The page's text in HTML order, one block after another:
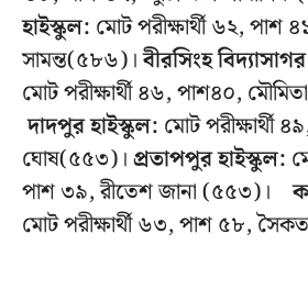
হাইস্কুল: মোট পরীক্ষার্থী ৬২, পাশ
সামন্ত(৫৮৬)।বীরসিংহ
মোট পরীক্ষার্থী ৪৬, পাশ৪০,
দাদপুর হাইস্কুল: মোট পরীক্ষার্থী
ঘোষ(৫৫৩)।প্রতাপপুর হাইস্কুল:
পাশ ৩৯, রীতেশ জানা (৫৫৩)।
মোট পরীক্ষার্থী ৬৩, পাশ ৫৮,